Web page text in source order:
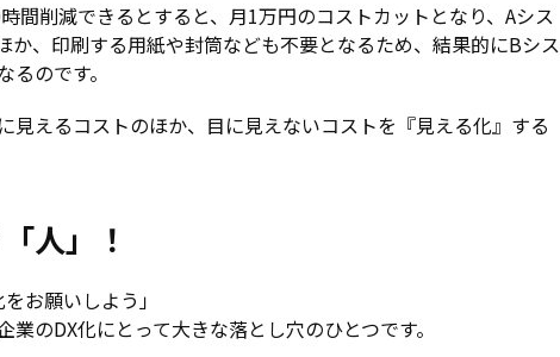
間削減できるとすると、月1万円のコストカットとなり、Aシス
か、印刷する用紙や封筒なども不要となるため、結果的にBシス
のです。
見えるコストのほか、目に見えないコストを『見える化』する
人」！
お願いしよう」
のDX化にとって大きな落とし穴のひとつです。